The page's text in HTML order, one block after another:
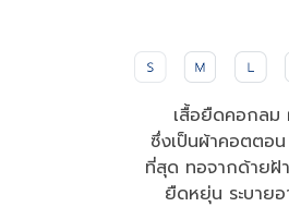
เสื้อยืดคอกลม
ซึ่งเป็นผ้าคอตตอ
ที่สุด ทอจากด้าย
ยืดหยุ่น ระบาย